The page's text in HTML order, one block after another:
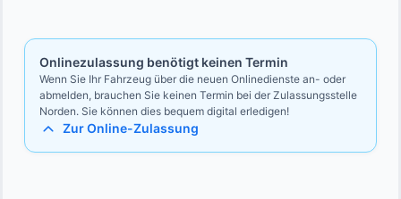
Onlinezulassung benötigt keinen Termin
Wenn Sie Ihr Fahrzeug über die neuen Onlinedienste an- oder
abmelden, brauchen Sie keinen Termin bei der Zulassungsstelle
Norden. Sie können dies bequem digital erledigen!
Zur Online-Zulassung